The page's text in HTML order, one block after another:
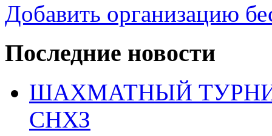
Добавить организацию
Последние новости
ШАХМАТНЫЙ
СНХЗ